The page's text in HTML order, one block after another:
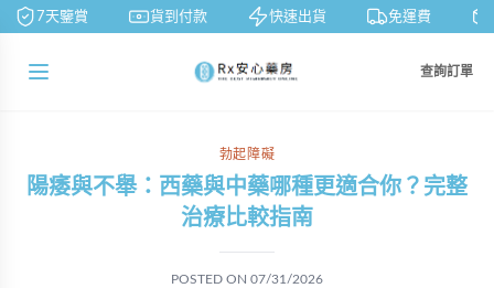
7天鑒賞 貨到付款 快速出貨 免運費
查詢訂單
勃起障礙
陽痿與不舉：西藥與中藥哪種更適合你？完整
治療比較指南
POSTED ON 07/31/2026